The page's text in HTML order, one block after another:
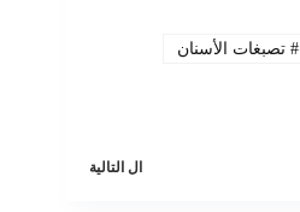
#تصبغات الأسنان
ال التالية